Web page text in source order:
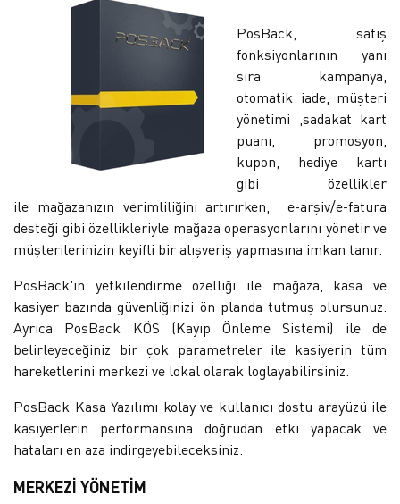
PosBack, satış
fonksiyonlarının yanı
sıra kampanya,
otomatik iade, müşteri
yönetimi ,sadakat kart
puanı, promosyon,
kupon, hediye kartı
gibi özellikler
ile mağazanızın verimliliğini artırırken, e-arşiv/e-fatura
desteği gibi özellikleriyle mağaza operasyonlarını yönetir ve
müşterilerinizin keyifli bir alışveriş yapmasına imkan tanır.
PosBack'in yetkilendirme özelliği ile mağaza, kasa ve
kasiyer bazında güvenliğinizi ön planda tutmuş olursunuz.
Ayrıca PosBack KÖS (Kayıp Önleme Sistemi) ile de
belirleyeceğiniz bir çok parametreler ile kasiyerin tüm
hareketlerini merkezi ve lokal olarak loglayabilirsiniz.
PosBack Kasa Yazılımı kolay ve kullanıcı dostu arayüzü ile
kasiyerlerin performansına doğrudan etki yapacak ve
hataları en aza indirgeyebileceksiniz.
MERKEZİ YÖNETİM